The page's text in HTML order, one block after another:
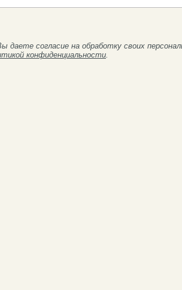
даете согласие на обработку своих
конфиденциальности